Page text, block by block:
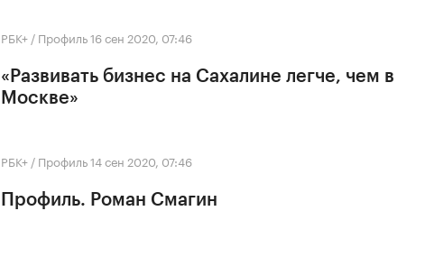
РБК+ / Профиль16 сен 2020, 07:46
«Развивать бизнес на Сахалине легче, чем в
Москве»
РБК+ / Профиль14 сен 2020, 07:46
Профиль. Роман Смагин